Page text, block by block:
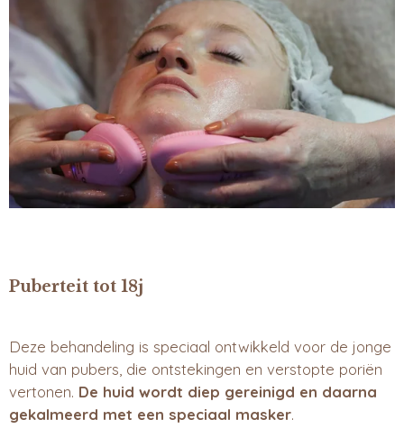
Puberteit tot 18j
Deze behandeling is speciaal ontwikkeld voor de jonge
huid van pubers, die ontstekingen en verstopte poriën
vertonen. De huid wordt diep gereinigd en daarna
gekalmeerd met een speciaal masker.